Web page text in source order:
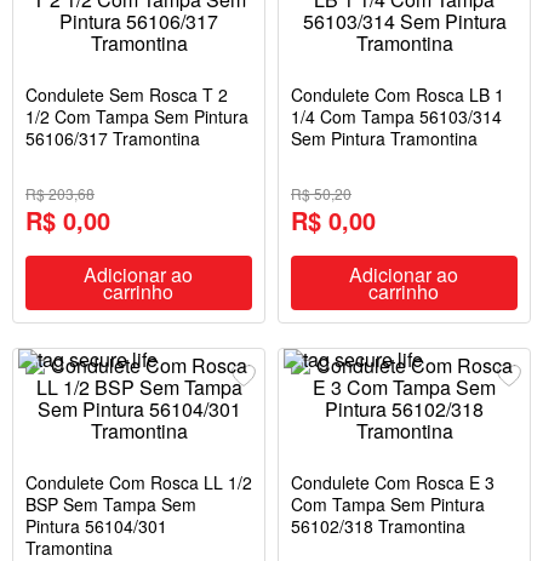
Condulete Sem Rosca T 2
1/2 Com Tampa Sem Pintura
56106/317 Tramontina
R$ 203,68
R$ 0,00
Adicionar ao
carrinho
Condulete Com Rosca LB 1
1/4 Com Tampa 56103/314
Sem Pintura Tramontina
R$ 50,20
R$ 0,00
Adicionar ao
carrinho
Condulete Com Rosca LL 1/2
BSP Sem Tampa Sem
Pintura 56104/301
Tramontina
Condulete Com Rosca E 3
Com Tampa Sem Pintura
56102/318 Tramontina